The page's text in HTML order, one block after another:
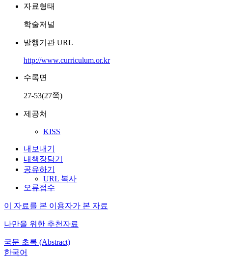
자료형태
학술저널
발행기관 URL
http://www.curriculum.or.kr
수록면
27-53(27쪽)
제공처
KISS
내보내기
내책장담기
공유하기
URL 복사
오류접수
이 자료를 본 이용자가 본 자료
나만을 위한 추천자료
국문 초록 (Abstract)
한국어